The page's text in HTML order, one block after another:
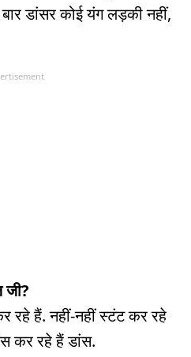
डांसर कोई यंग लड़की नहीं,
जी?
रहे हैं. नहीं-नहीं स्टंट कर रहे
कर रहे हैं डांस.